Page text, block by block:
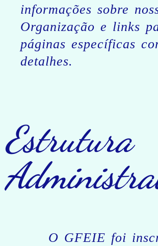
informações sobre
Organização e links
páginas específicas
detalhes.
Estrutura
O GFEIE foi